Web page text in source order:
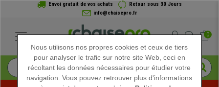
Envoi gratuit de vos achats
Retour sous 30 Jours
info@chaisepro.fr
0
Nous utilisons nos propres cookies et ceux de tiers
pour analyser le trafic sur notre site Web, ceci en
récoltant les données nécessaires pour étudier votre
navigation. Vous pouvez retrouver plus d'informations